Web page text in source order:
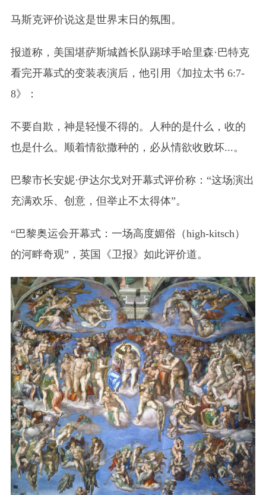
马斯克评价说这是世界末日的氛围。
报道称，美国堪萨斯城酋长队踢球手哈里森·巴特克
看完开幕式的变装表演后，他引用《加拉太书 6:7-
8》：
不要自欺，神是轻慢不得的。人种的是什么，收的
也是什么。顺着情欲撒种的，必从情欲收败坏...。
巴黎市长安妮·伊达尔戈对开幕式评价称：“这场演出
充满欢乐、创意，但举止不太得体”。
“巴黎奥运会开幕式：一场高度媚俗（high-kitsch）
的河畔奇观”，英国《卫报》如此评价道。